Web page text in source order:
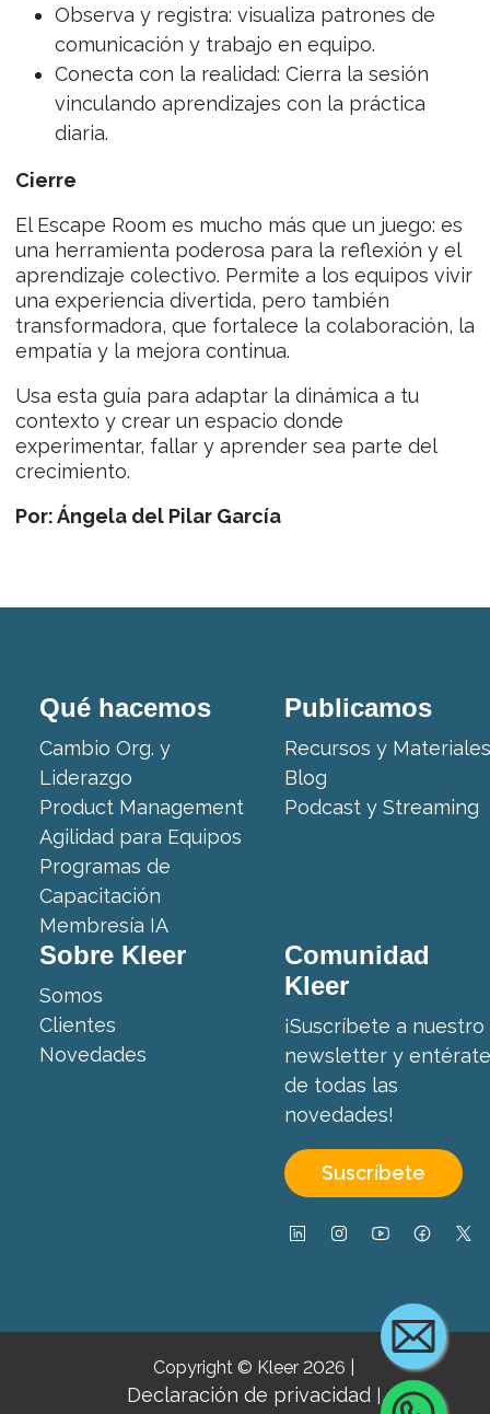
Observa y registra: visualiza patrones de
comunicación y trabajo en equipo.
Conecta con la realidad: Cierra la sesión
vinculando aprendizajes con la práctica
diaria.
Cierre
El Escape Room es mucho más que un juego: es
una herramienta poderosa para la reflexión y el
aprendizaje colectivo. Permite a los equipos vivir
una experiencia divertida, pero también
transformadora, que fortalece la colaboración, la
empatía y la mejora continua.
Usa esta guía para adaptar la dinámica a tu
contexto y crear un espacio donde
experimentar, fallar y aprender sea parte del
crecimiento.
Por: Ángela del Pilar García
Qué hacemos
Cambio Org. y
Liderazgo
Product Management
Agilidad para Equipos
Programas de
Capacitación
Membresía IA
Publicamos
Recursos y Materiales
Blog
Podcast y Streaming
Sobre Kleer
Somos
Clientes
Novedades
Comunidad
Kleer
¡Suscríbete a nuestro
newsletter y entérate
de todas las
novedades!
Suscríbete
Copyright © Kleer 2026
Declaración de privacidad